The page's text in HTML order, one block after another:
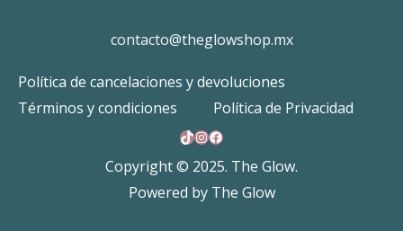
contacto@theglowshop.mx
Política de cancelaciones y devoluciones
Términos y condiciones
Política de Privacidad
TikTok
Instagram
Facebook
Copyright © 2025. The Glow.
Powered by The Glow